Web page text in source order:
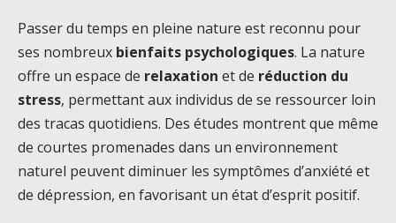
Passer du temps en pleine nature est reconnu pour
ses nombreux bienfaits psychologiques. La nature
offre un espace de relaxation et de réduction du
stress, permettant aux individus de se ressourcer loin
des tracas quotidiens. Des études montrent que même
de courtes promenades dans un environnement
naturel peuvent diminuer les symptômes d’anxiété et
de dépression, en favorisant un état d’esprit positif.